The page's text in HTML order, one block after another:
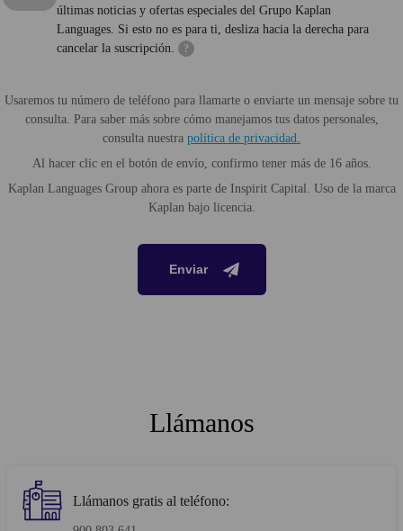
últimas noticias y ofertas especiales del Grupo Kaplan
Languages. Si esto no es para ti, desliza hacia la derecha para
cancelar la suscripción.
?
Usaremos tu número de teléfono para llamarte o enviarte un mensaje sobre tu
consulta. Para saber más sobre cómo manejamos tus datos personales,
consulta nuestra política de privacidad.
Al hacer clic en el botón de envío, confirmo tener más de 16 años.
Kaplan Languages Group ahora es parte de Inspirit Capital. Uso de la marca
Kaplan bajo licencia.
Enviar
Llámanos
Llámanos gratis al teléfono: